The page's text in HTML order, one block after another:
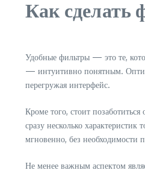
Как сделать
Удобные фильтры — это те,
— интуитивно понятным.
перегружая интерфейс.
Кроме того, стоит
сразу несколько
мгновенно, без необходимости
Не менее важным аспектом